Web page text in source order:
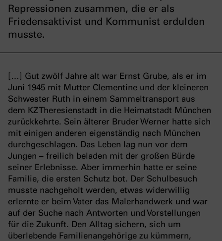
Repressionen zusammen, die er als
Friedensaktivist und Kommu­nist erdulden
musste.
[…] Gut zwölf Jahre alt war Ernst Grube, als er im
Juni 1945 mit Mutter Clementine und der kleineren
Schwester Ruth in einem Sammeltransport aus
dem KZ Theresienstadt in die Heimatstadt München
zurückkehrte. Sein älterer Bruder Werner hatte sich
mit einigen anderen eigenständig nach München
durchgeschlagen. Das Leben lag nun vor dem
Jungen – freilich beladen mit der großen Bürde
seiner Erlebnisse. Aber immerhin hatte er seine
Familie, die ersten Schutz bot. Der Schulbesuch
musste nachgeholt werden, etwas widerwillig
erlernte er beim Vater das Malerhandwerk und war
auf der Suche nach Antworten und Vorstellungen
für die Zukunft. Den Alltag sichern, sich um
überlebende Familienangehörige zu kümmern,